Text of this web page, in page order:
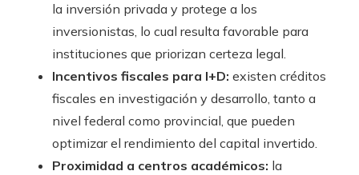
la inversión privada y protege a los
inversionistas, lo cual resulta favorable para
instituciones que priorizan certeza legal.
Incentivos fiscales para I+D: existen créditos
fiscales en investigación y desarrollo, tanto a
nivel federal como provincial, que pueden
optimizar el rendimiento del capital invertido.
Proximidad a centros académicos: la